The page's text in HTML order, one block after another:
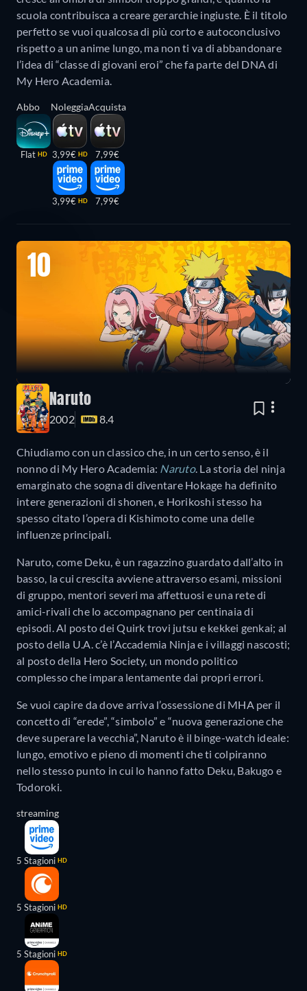
scuola contribuisca a creare gerarchie ingiuste. È il titolo
perfetto se vuoi qualcosa di più corto e autoconclusivo
rispetto a un anime lungo, ma non ti va di abbandonare
l’idea di “classe di giovani eroi” che fa parte del DNA di
My Hero Academia.
Abbo
Flat HD
Noleggia
3,99€ HD
3,99€ HD
Acquista
7,99€
7,99€
10
Naruto
2002 8.4
Chiudiamo con un classico che, in un certo senso, è il
nonno di My Hero Academia: Naruto. La storia del ninja
emarginato che sogna di diventare Hokage ha definito
intere generazioni di shonen, e Horikoshi stesso ha
spesso citato l’opera di Kishimoto come una delle
influenze principali.
Naruto, come Deku, è un ragazzino guardato dall’alto in
basso, la cui crescita avviene attraverso esami, missioni
di gruppo, mentori severi ma affettuosi e una rete di
amici-rivali che lo accompagnano per centinaia di
episodi. Al posto dei Quirk trovi jutsu e kekkei genkai; al
posto della U.A. c’è l’Accademia Ninja e i villaggi nascosti;
al posto della Hero Society, un mondo politico
complesso che impara lentamente dai propri errori.
Se vuoi capire da dove arriva l’ossessione di MHA per il
concetto di “erede”, “simbolo” e “nuova generazione che
deve superare la vecchia”, Naruto è il binge-watch ideale:
lungo, emotivo e pieno di momenti che ti colpiranno
nello stesso punto in cui lo hanno fatto Deku, Bakugo e
Todoroki.
streaming
5 Stagioni HD
5 Stagioni HD
5 Stagioni HD